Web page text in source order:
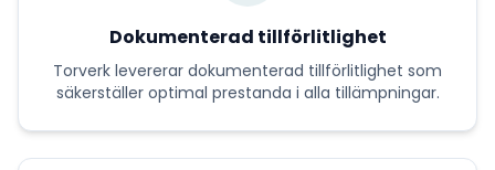
Dokumenterad tillförlitlighet
Torverk levererar dokumenterad tillförlitlighet som
säkerställer optimal prestanda i alla tillämpningar.